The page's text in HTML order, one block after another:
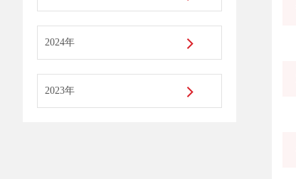
2024年
2023年